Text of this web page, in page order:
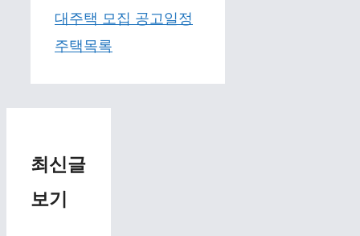
대주택 모집 공고일정
주택목록
최신글
보기